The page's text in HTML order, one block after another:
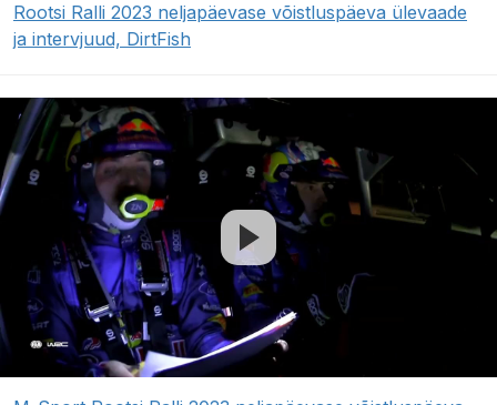
Rootsi Ralli 2023 neljapäevase võistluspäeva ülevaade
ja intervjuud, DirtFish